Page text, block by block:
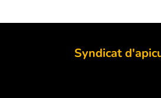
Syndicat